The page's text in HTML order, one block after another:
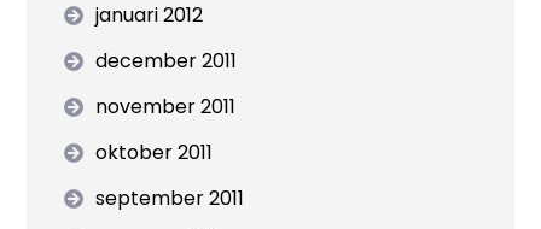
januari 2012
december 2011
november 2011
oktober 2011
september 2011